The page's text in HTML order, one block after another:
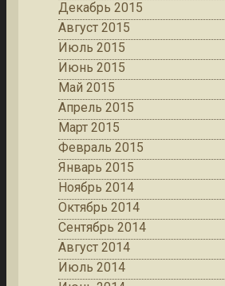
Декабрь 2015
Август 2015
Июль 2015
Июнь 2015
Май 2015
Апрель 2015
Март 2015
Февраль 2015
Январь 2015
Ноябрь 2014
Октябрь 2014
Сентябрь 2014
Август 2014
Июль 2014